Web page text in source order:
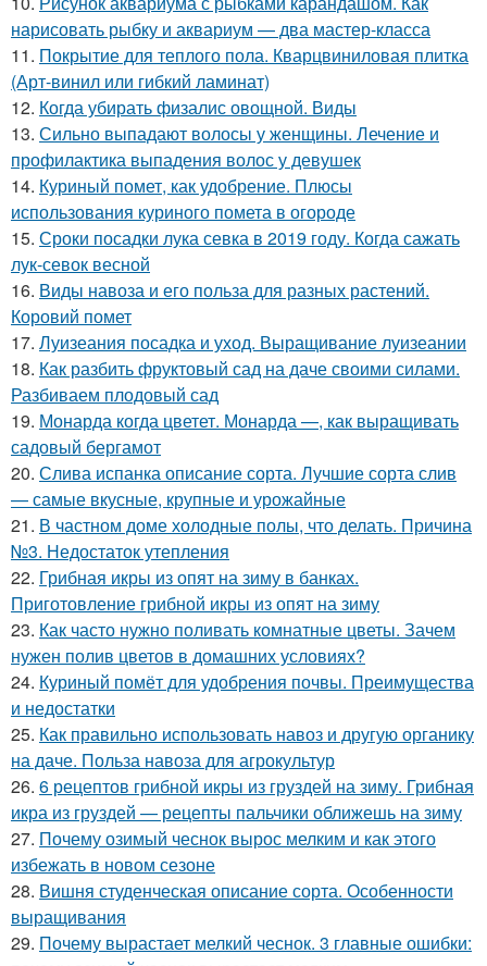
нарисовать рыбку и аквариум — два мастер-класса
11. Покрытие для теплого пола. Кварцвиниловая плитка
(Арт-винил или гибкий ламинат)
12. Когда убирать физалис овощной. Виды
13. Сильно выпадают волосы у женщины. Лечение и
профилактика выпадения волос у девушек
14. Куриный помет, как удобрение. Плюсы
использования куриного помета в огороде
15. Сроки посадки лука севка в 2019 году. Когда сажать
лук-севок весной
16. Виды навоза и его польза для разных растений.
Коровий помет
17. Луизеания посадка и уход. Выращивание луизеании
18. Как разбить фруктовый сад на даче своими силами.
Разбиваем плодовый сад
19. Монарда когда цветет. Монарда —, как выращивать
садовый бергамот
20. Слива испанка описание сорта. Лучшие сорта слив
— самые вкусные, крупные и урожайные
21. В частном доме холодные полы, что делать. Причина
№3. Недостаток утепления
22. Грибная икры из опят на зиму в банках.
Приготовление грибной икры из опят на зиму
23. Как часто нужно поливать комнатные цветы. Зачем
нужен полив цветов в домашних условиях?
24. Куриный помёт для удобрения почвы. Преимущества
и недостатки
25. Как правильно использовать навоз и другую органику
на даче. Польза навоза для агрокультур
26. 6 рецептов грибной икры из груздей на зиму. Грибная
икра из груздей — рецепты пальчики оближешь на зиму
27. Почему озимый чеснок вырос мелким и как этого
избежать в новом сезоне
28. Вишня студенческая описание сорта. Особенности
выращивания
29. Почему вырастает мелкий чеснок. 3 главные ошибки: